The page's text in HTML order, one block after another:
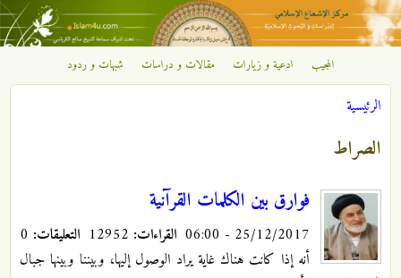
تجاوز إلى المحتوى الرئيسي
مركز
الإشعاع
الإسلامي
المجيب ادعية و زيارات مقالات و دراسات شبهات و ردود
أنت هنا
الرئيسية
الصراط
فوارق بين الكلمات القرآنية
25/12/2017 - 06:00 القراءات: التعليقات:
أنه إذا كانت هناك غاية يراد الوصول إليها، وبيننا وبينها جبال